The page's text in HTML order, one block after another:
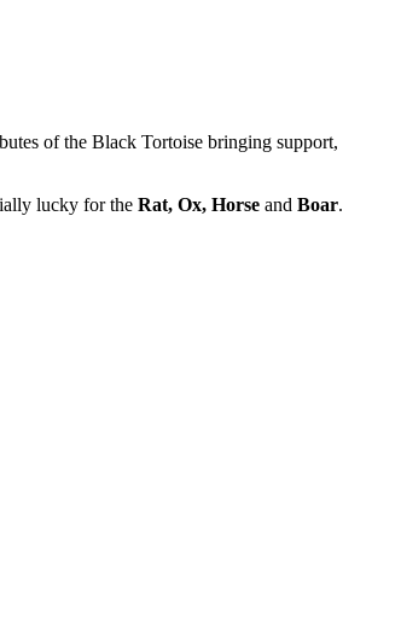
of the Black Tortoise bringing support,
lucky for the Rat, Ox, Horse and Boar.